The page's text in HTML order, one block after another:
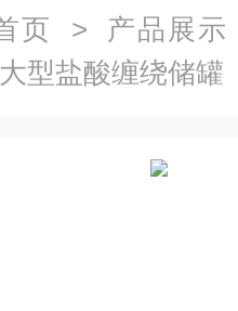
页 > 产品展示
型盐酸缠绕储罐